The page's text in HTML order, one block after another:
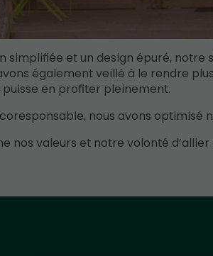
simplifiée et un design épuré,
également veillé à le rendre
en profiter pleinement.
nous avons
nos valeurs et notre volonté